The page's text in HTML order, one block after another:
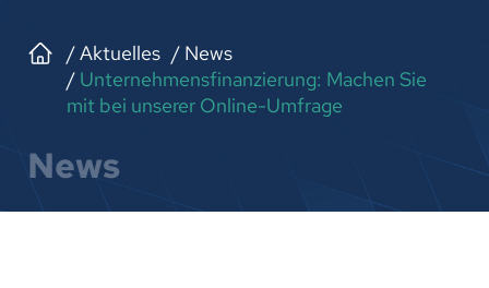
Aktuelles
News
Unternehmensfinanzierung: Machen Sie
mit bei unserer Online-Umfrage
News